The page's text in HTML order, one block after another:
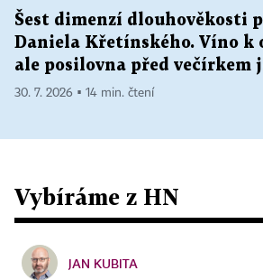
Šest dimenzí dlouhověkosti
Daniela Křetínského. Víno k
ale posilovna před večírkem
30. 7. 2026 ▪ 14 min. čtení
Vybíráme z HN
JAN KUBITA